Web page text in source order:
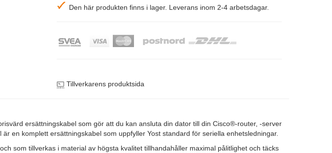
Den här produkten finns i lager. Leverans inom 2-4 arbetsdagar.
Tillverkarens produktsida
ersättningskabel som gör att du kan ansluta din dator till din Cisco®-router, -server
en komplett ersättningskabel som uppfyller Yost standard för seriella enhetsledningar.
som tillverkas i material av högsta kvalitet tillhandahåller maximal pålitlighet och täcks